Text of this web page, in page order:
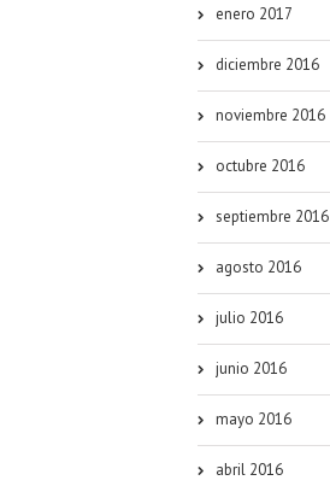
enero 2017
diciembre 2016
noviembre 2016
octubre 2016
septiembre 2016
agosto 2016
julio 2016
junio 2016
mayo 2016
abril 2016